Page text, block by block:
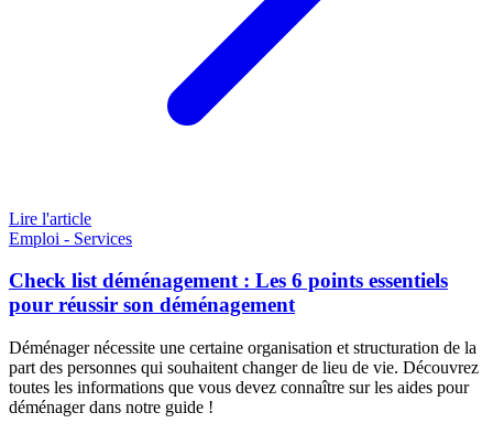
Lire l'article
Emploi - Services
Check list déménagement : Les 6 points essentiels
pour réussir son déménagement
Déménager nécessite une certaine organisation et structuration de la
part des personnes qui souhaitent changer de lieu de vie. Découvrez
toutes les informations que vous devez connaître sur les aides pour
déménager dans notre guide !